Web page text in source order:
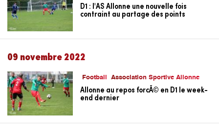
D1 : l'AS Allonne une nouvelle fois
contraint au partage des points
09 novembre 2022
Football Association Sportive Allonne
Allonne au repos forcÃ© en D1 le week-
end dernier